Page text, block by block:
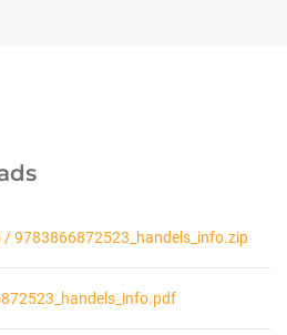
9783866872523_handels_info.zip